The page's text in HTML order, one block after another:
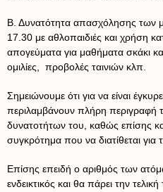
Β. Δυνατότητα απασχόλησης των
17.30 με αθλοπαιδιές και χρήση
απογεύματα για μαθήματα σκάκι
ομιλίες, προβολές ταινιών κλπ.
Σημειώνουμε ότι για να είναι
περιλαμβάνουν πλήρη περιγραφή
δυνατοτήτων του, καθώς επίσης
συγκρότημα που να διατίθεται για
Επίσης επειδή ο αριθμός των
ενδεικτικός και θα πάρει την